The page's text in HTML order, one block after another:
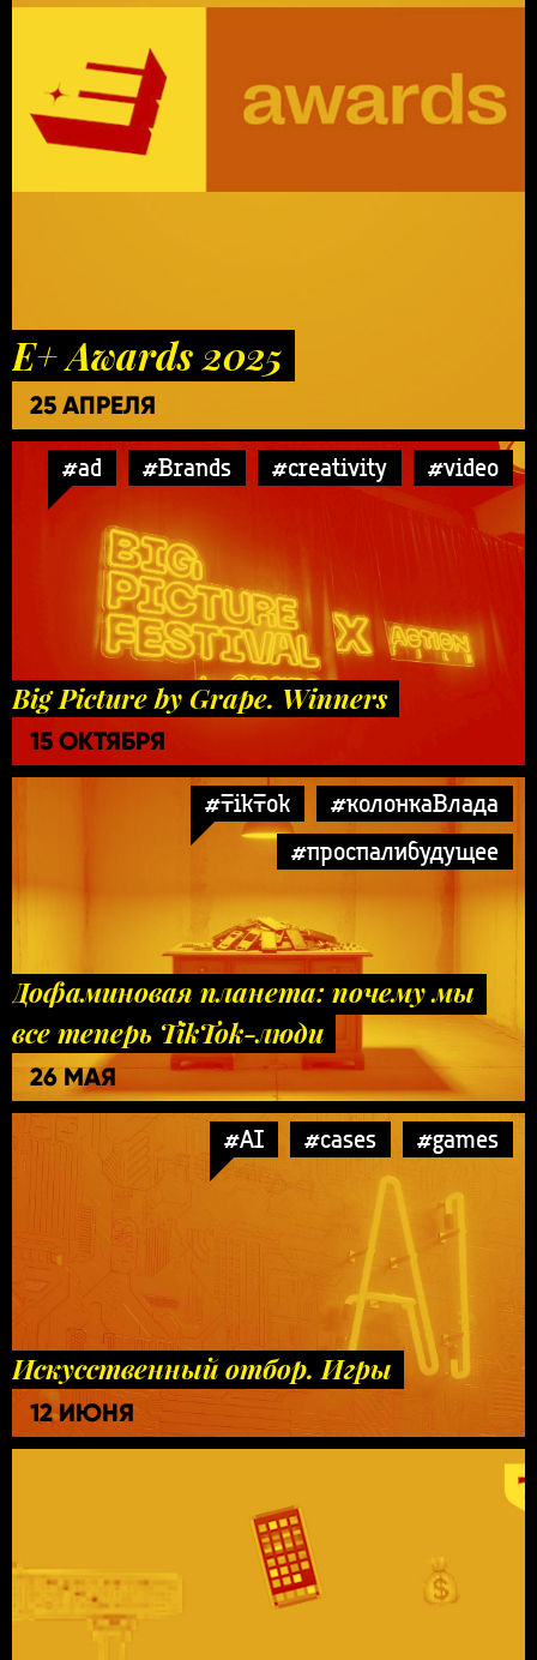
E+ Awards 2025
25 АПРЕЛЯ
#ad #Brands #creativity #video
Big Picture by Grape. Winners
15 ОКТЯБРЯ
#TikTok
#колонкаВлада
#проспалибудущее
Дофаминовая планета: почему мы
все теперь TikTok-люди
26 МАЯ
#AI #cases #games
Искусственный отбор. Игры
12 ИЮНЯ